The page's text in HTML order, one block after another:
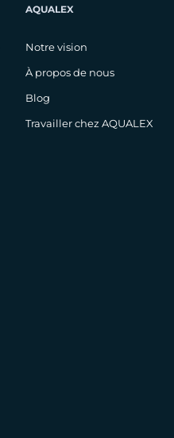
AQUALEX
Notre vision
À propos de nous
Blog
Travailler chez AQUALEX